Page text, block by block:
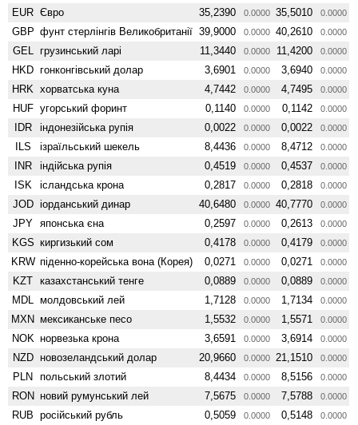
EUR Євро 35,2390 0.0000 35,5010 0.0000
GBP фунт стерлінгів Велико­британії 39,9000 0.0000 40,2610 0.0000
GEL грузинський ларі 11,3440 0.0000 11,4200 0.0000
HKD гонконгівський долар 3,6901 0.0000 3,6940 0.0000
HRK хорватська куна 4,7442 0.0000 4,7495 0.0000
HUF угорський форинт 0,1140 0.0000 0,1142 0.0000
IDR індонезійська рупія 0,0022 0.0000 0,0022 0.0000
ILS ізраїльський шекель 8,4436 0.0000 8,4712 0.0000
INR індійська рупія 0,4519 0.0000 0,4537 0.0000
ISK ісландська крона 0,2817 0.0000 0,2818 0.0000
JOD іорданський динар 40,6480 0.0000 40,7770 0.0000
JPY японська єна 0,2597 0.0000 0,2613 0.0000
KGS киргизький сом 0,4178 0.0000 0,4179 0.0000
KRW піденно-корейська вона (Корея) 0,0271 0.0000 0,0271 0.0000
KZT казахстанський тенге 0,0889 0.0000 0,0889 0.0000
MDL молдовський лей 1,7128 0.0000 1,7134 0.0000
MXN мексиканське песо 1,5532 0.0000 1,5571 0.0000
NOK норвезька крона 3,6591 0.0000 3,6914 0.0000
NZD ново­зеландський долар 20,9660 0.0000 21,1510 0.0000
PLN польський злотий 8,4434 0.0000 8,5156 0.0000
RON новий румунський лей 7,5675 0.0000 7,5788 0.0000
RUB російський рубль 0,5059 0.0000 0,5148 0.0000